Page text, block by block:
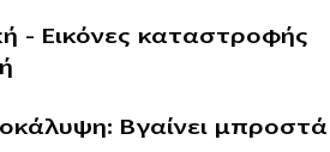
– Εικόνες καταστροφής
Βγαίνει μπροστά